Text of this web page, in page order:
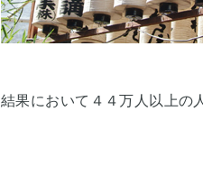
結果において４４万人以上の